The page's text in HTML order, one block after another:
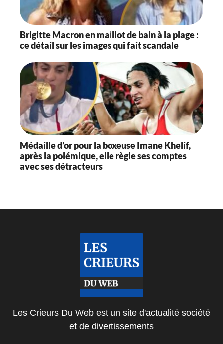
Brigitte Macron en maillot de bain à la plage :
ce détail sur les images qui fait scandale
Médaille d’or pour la boxeuse Imane Khelif,
après la polémique, elle règle ses comptes
avec ses détracteurs
Les Crieurs Du Web est un site d'actualité société
et de divertissements